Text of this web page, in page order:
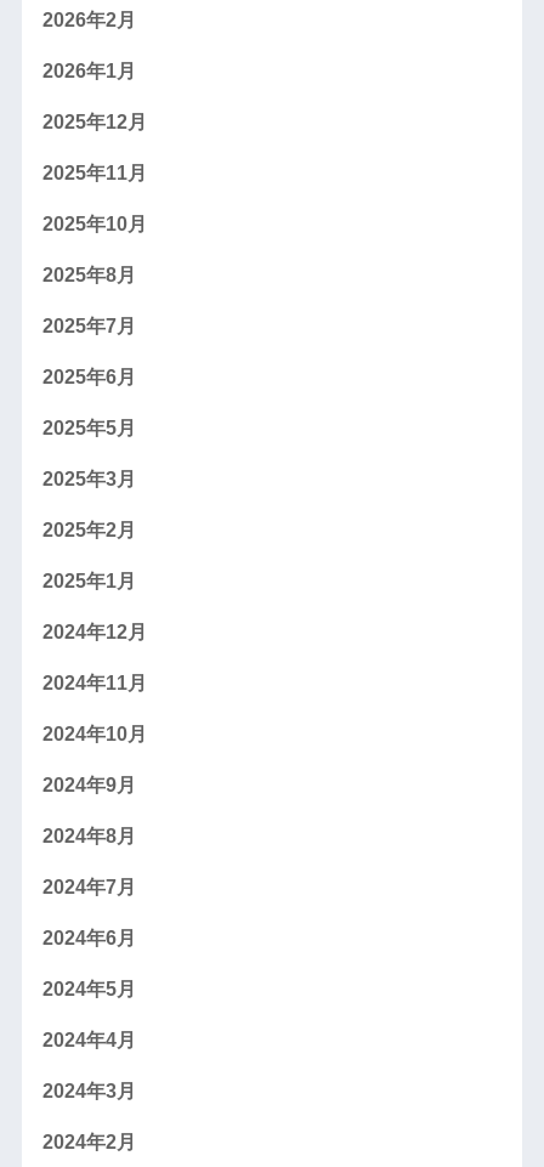
2026年2月
2026年1月
2025年12月
2025年11月
2025年10月
2025年8月
2025年7月
2025年6月
2025年5月
2025年3月
2025年2月
2025年1月
2024年12月
2024年11月
2024年10月
2024年9月
2024年8月
2024年7月
2024年6月
2024年5月
2024年4月
2024年3月
2024年2月